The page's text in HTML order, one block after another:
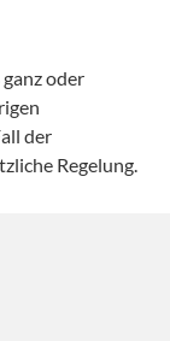
oder
der
Regelung.